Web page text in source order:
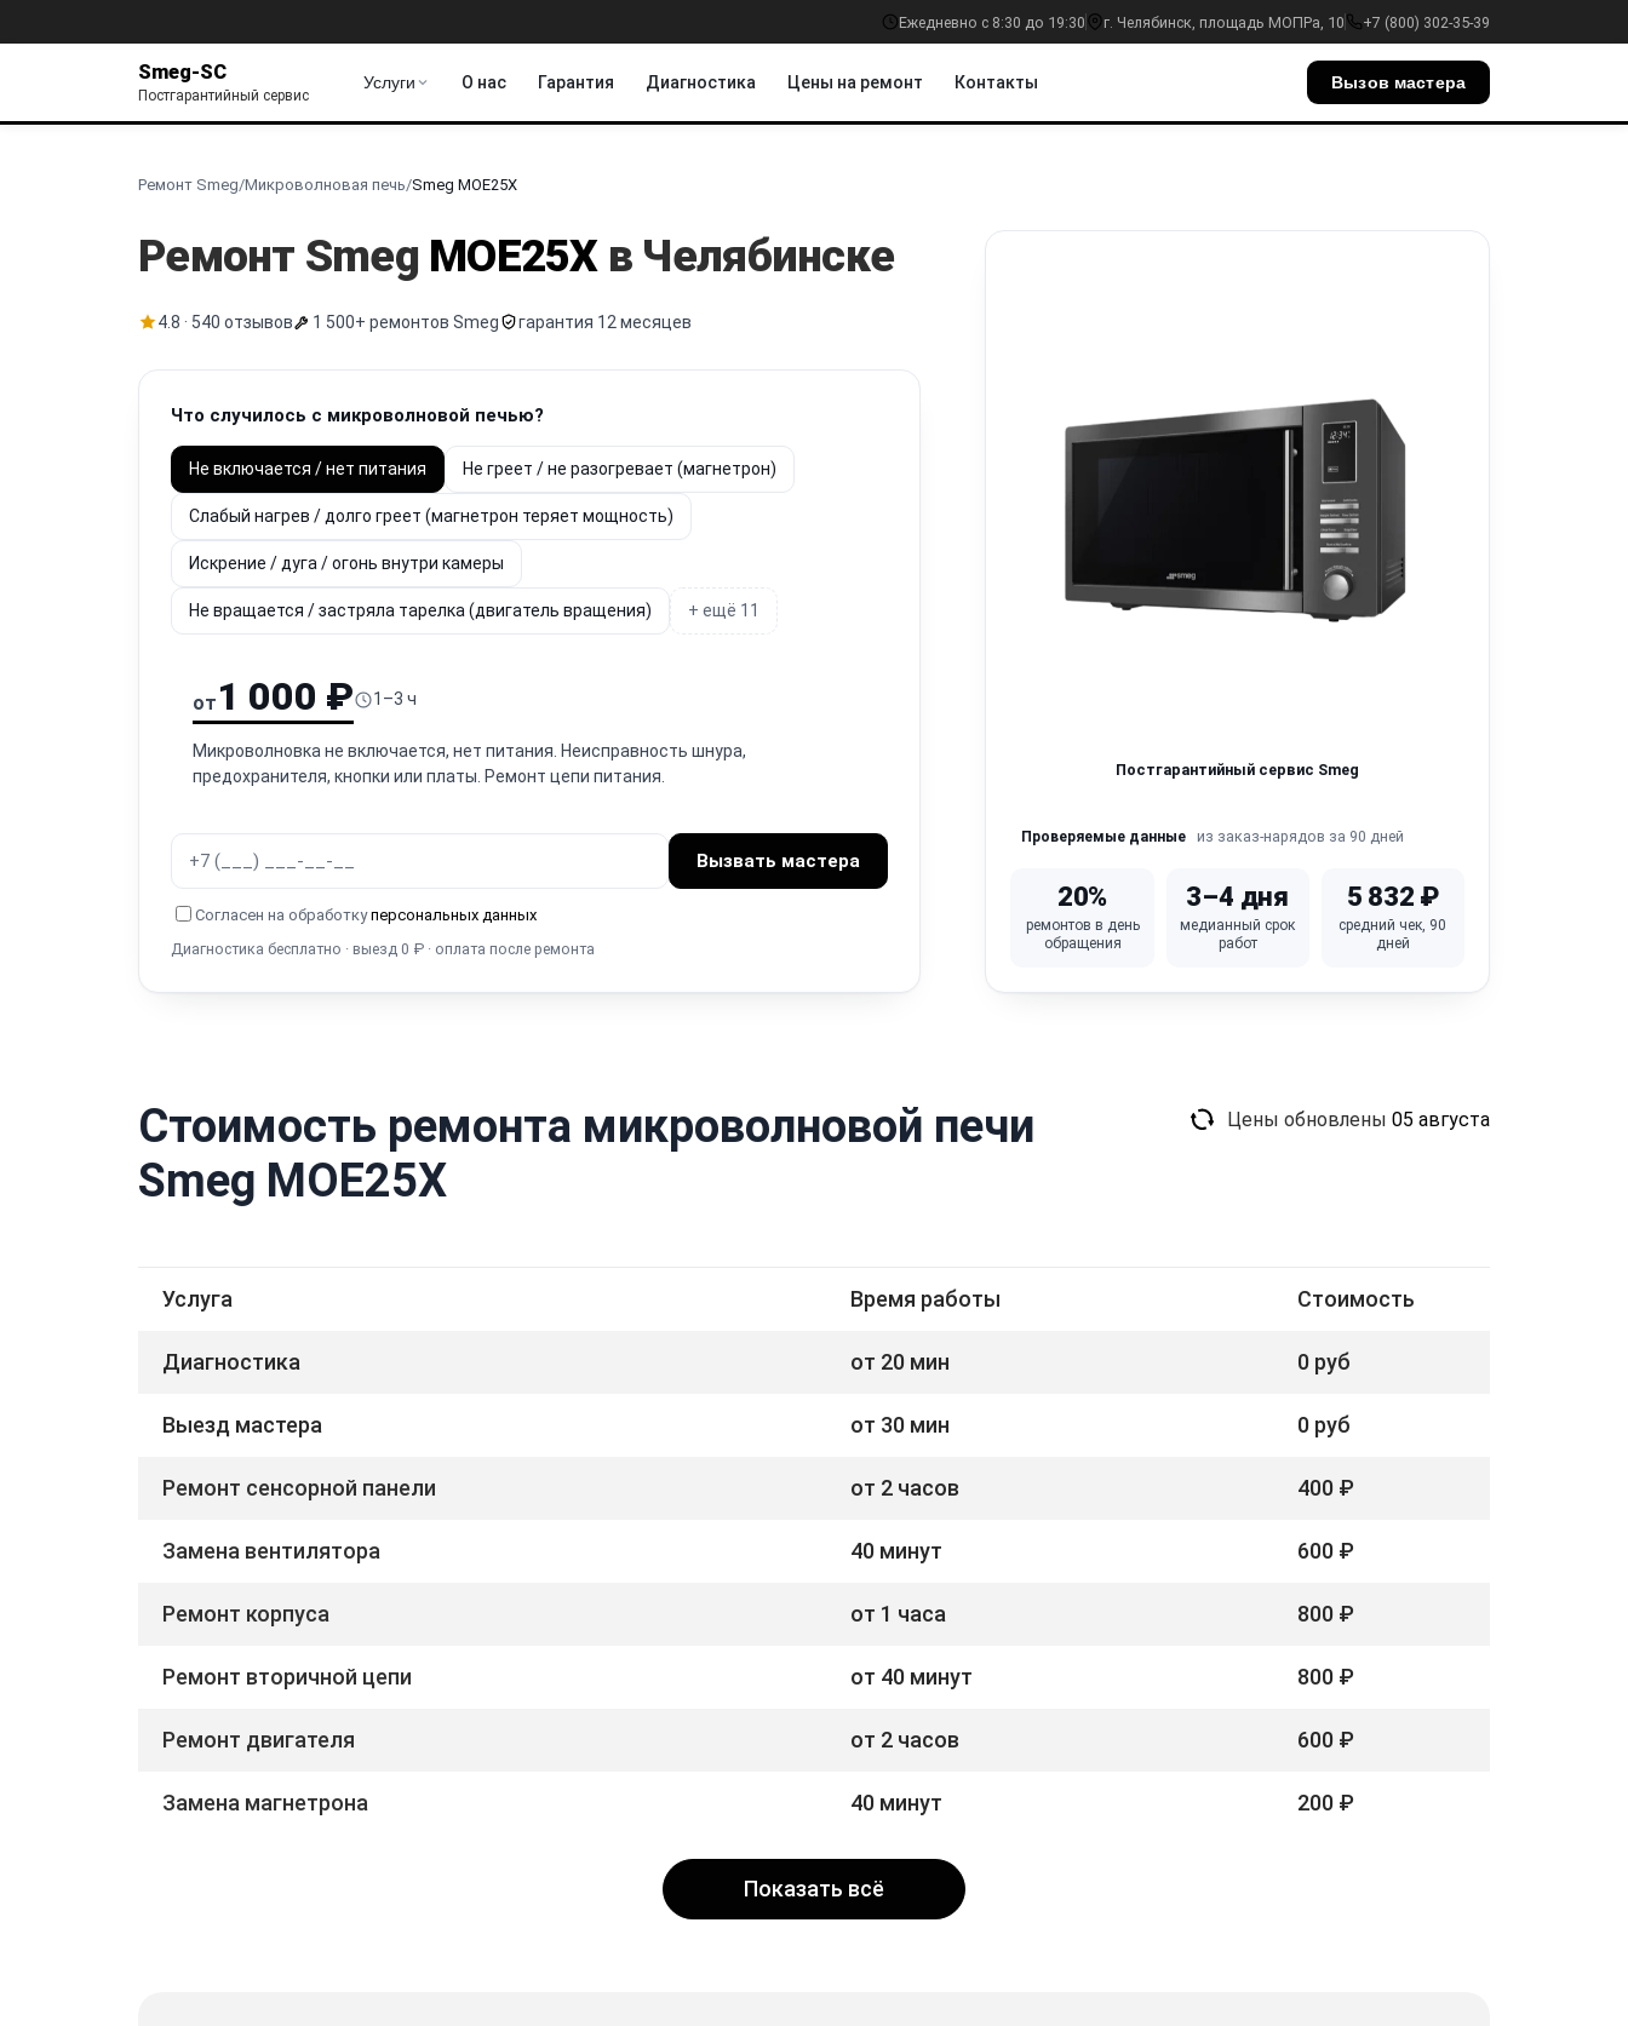
Ежедневно с 8:30 до 19:30 г. Челябинск, площадь МОПРа, 10 +7 (800) 302-35-39
Smeg-SC
Постгарантийный сервис
Услуги О нас Гарантия Диагностика Цены на ремонт Контакты Вызов мастера
Ремонт Smeg/Микроволновая печь/Smeg MOE25X
Ремонт Smeg MOE25Xв Челябинске
4.8 · 540 отзывов 1 500+ ремонтов Smeg гарантия 12 месяцев
Что случилось с микроволновой печью?
Не включается / нет питания Не греет / не разогревает (магнетрон)
Слабый нагрев / долго греет (магнетрон теряет мощность)
Искрение / дуга / огонь внутри камеры
Не вращается / застряла тарелка (двигатель вращения) + ещё 11
от 1 000 ₽ 1–3 ч
Микроволновка не включается, нет питания. Неисправность шнура,
предохранителя, кнопки или платы. Ремонт цепи питания.
Вызвать мастера
Согласен на обработкуперсональных данных
Диагностика бесплатно · выезд 0 ₽ · оплата после ремонта
Постгарантийный сервис Smeg
Проверяемые данные из заказ-нарядов за 90 дней
20%
ремонтов в день
обращения
3–4 дня
медианный срок
работ
5 832 ₽
средний чек, 90
дней
Стоимость ремонта микроволновой печи
Smeg MOE25X
Цены обновлены 05 августа
Услуга Время работы Стоимость
Диагностика от 20 мин 0 руб
Выезд мастера от 30 мин 0 руб
Ремонт сенсорной панели от 2 часов 400 ₽
Замена вентилятора 40 минут 600 ₽
Ремонт корпуса от 1 часа 800 ₽
Ремонт вторичной цепи от 40 минут 800 ₽
Ремонт двигателя от 2 часов 600 ₽
Замена магнетрона 40 минут 200 ₽
Показать всё